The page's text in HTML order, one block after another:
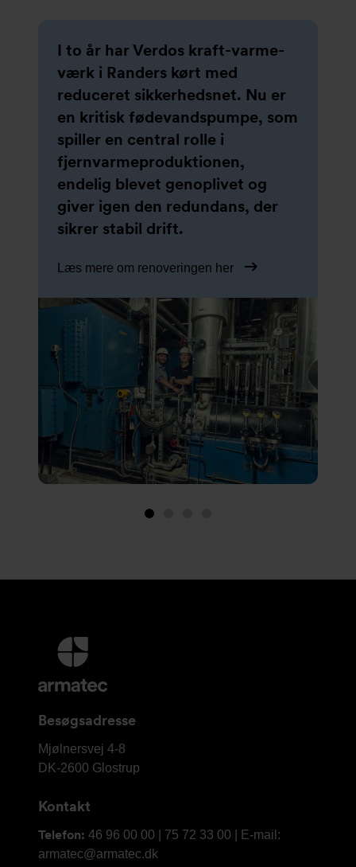
I to år har Verdos kraft-varme-
værk i Randers kørt med
reduceret sikkerhedsnet. Nu er
en kritisk fødevandspumpe, som
spiller en central rolle i
fjernvarmeproduktionen,
endelig blevet genoplivet og
giver igen den redundans, der
sikrer stabil drift.
Læs mere om renoveringen her
Som den bedst egnede
leverandør af de centrale
ventiler, der sidder i
containerens indmad, faldt
valget på danske Armatec, der i
den forbindelse også har
bidraget med en masse
specialviden til projektet.
Armatec er værdiskabende
samarbejdspartner på
industrielle anlæg og leverer
komponenter og løsninger til en
lang række applikationer inden
for vandforsyning,
rensningsanlæg, kraft-
varmesektoren og procesanlæg.
Vi løser opgaver, også hvor det
bliver svært! Armatec leverer
ventiler til stor køleopgave af
havvand.
Læs mere her
Image
Yderligere
information
og
Besøgsadresse
Armatec
A/S
Mjølnersvej 4-8
DK-2600 Glostrup
Kontakt
Telefon: 46 96 00 00 | 75 72 33 00 | E-mail:
armatec@armatec.dk